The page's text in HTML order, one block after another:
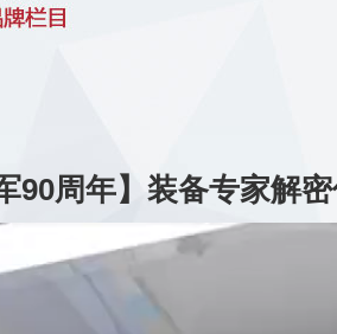
90周年】装备专家解